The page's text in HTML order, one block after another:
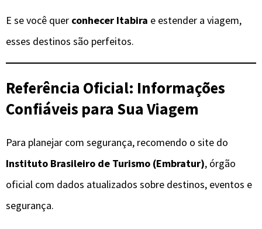
E se você quer conhecer Itabira e estender a viagem,
esses destinos são perfeitos.
Referência Oficial: Informações
Confiáveis para Sua Viagem
Para planejar com segurança, recomendo o site do
Instituto Brasileiro de Turismo (Embratur), órgão
oficial com dados atualizados sobre destinos, eventos e
segurança.